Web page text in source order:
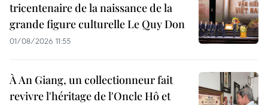
tricentenaire de la naissance de la
grande figure culturelle Le Quy Don
01/08/2026 11:55
À An Giang, un collectionneur fait
revivre l'héritage de l'Oncle Hô et